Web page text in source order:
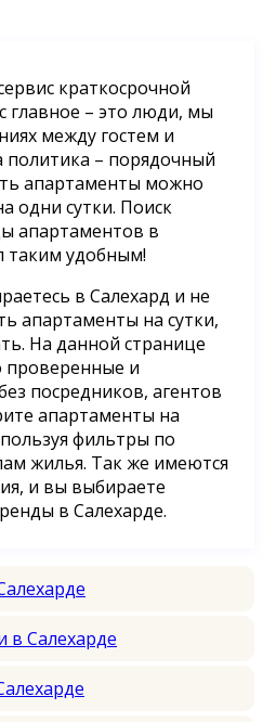
краткосрочной
главное – это люди, мы
между гостем и
– порядочный
апартаменты можно
одни сутки. Поиск
апартаментов в
таким удобным!
в Салехард и не
апартаменты на сутки,
На данной странице
проверенные и
посредников, агентов
апартаменты на
фильтры по
жилья. Так же имеются
и вы выбираете
в Салехарде.
в Салехарде